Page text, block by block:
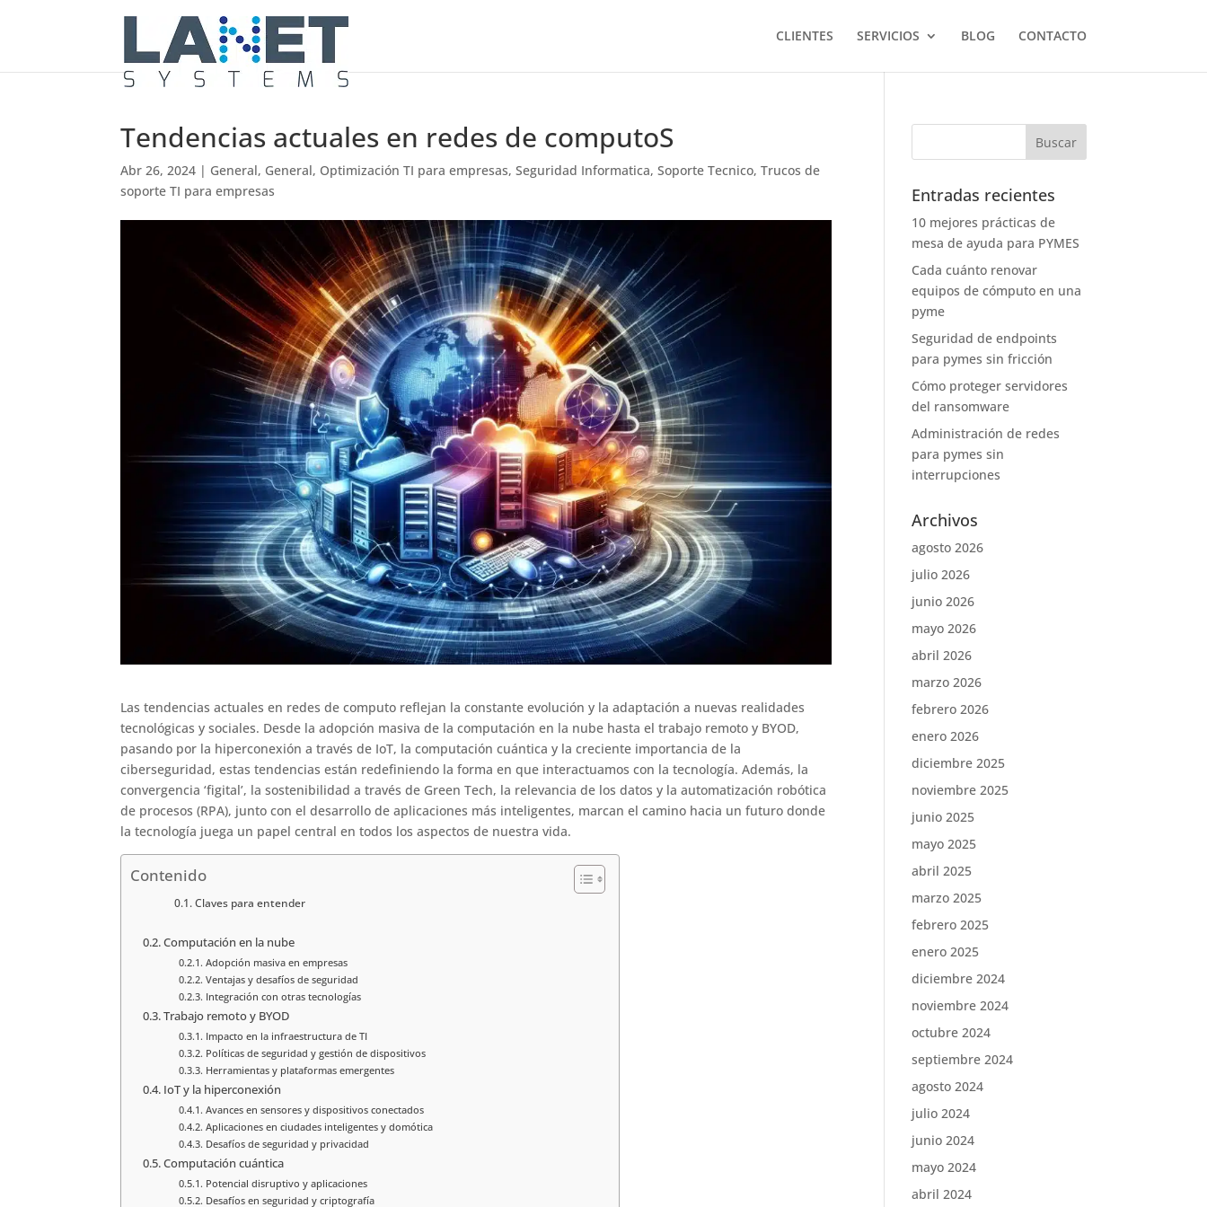
CLIENTES SERVICIOS BLOG CONTACTO
Tendencias actuales en redes de computoS
Abr 26, 2024 | General, General, Optimización TI para empresas,Seguridad Informatica,Soporte Tecnico,Trucos de
soporte TI para empresas
Las tendencias actuales en redes de computo reflejan la constante evolución y la adaptación a nuevas realidades
tecnológicas y sociales. Desde la adopción masiva de la computación en la nube hasta el trabajo remoto y BYOD,
pasando por la hiperconexión a través de IoT, la computación cuántica y la creciente importancia de la
ciberseguridad, estas tendencias están redefiniendo la forma en que interactuamos con la tecnología. Además, la
convergencia ‘figital’, la sostenibilidad a través de Green Tech, la relevancia de los datos y la automatización robótica
de procesos (RPA), junto con el desarrollo de aplicaciones más inteligentes, marcan el camino hacia un futuro donde
la tecnología juega un papel central en todos los aspectos de nuestra vida.
Contenido
Claves para entender
Computación en la nube
Adopción masiva en empresas
Ventajas y desafíos de seguridad
Integración con otras tecnologías
Trabajo remoto y BYOD
Impacto en la infraestructura de TI
Políticas de seguridad y gestión de dispositivos
Herramientas y plataformas emergentes
IoT y la hiperconexión
Avances en sensores y dispositivos conectados
Aplicaciones en ciudades inteligentes y domótica
Desafíos de seguridad y privacidad
Computación cuántica
Potencial disruptivo y aplicaciones
Desafíos en seguridad y criptografía
Entradas recientes
10 mejores prácticas de
mesa de ayuda para PYMES
Cada cuánto renovar
equipos de cómputo en una
pyme
Seguridad de endpoints
para pymes sin fricción
Cómo proteger servidores
del ransomware
Administración de redes
para pymes sin
interrupciones
Archivos
agosto 2026
julio 2026
junio 2026
mayo 2026
abril 2026
marzo 2026
febrero 2026
enero 2026
diciembre 2025
noviembre 2025
junio 2025
mayo 2025
abril 2025
marzo 2025
febrero 2025
enero 2025
diciembre 2024
noviembre 2024
octubre 2024
septiembre 2024
agosto 2024
julio 2024
junio 2024
mayo 2024
abril 2024